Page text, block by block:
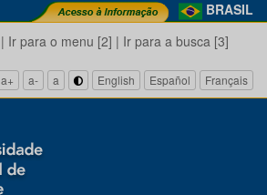
BRASIL
| Ir para o menu [2] | Ir para a busca [3]
a+ a- a English Español Français